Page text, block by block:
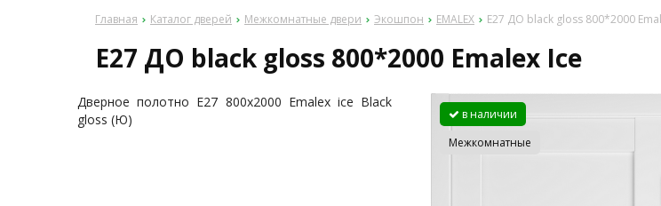
Главная Каталог дверей Межкомнатные двери Экошпон EMALEX E27 ДО black gloss 800*2000
E27 ДО black gloss 800*2000 Emalex Ice
Дверное полотно E27 800x2000 Emalex ice Black
gloss (Ю)
в наличии
Межкомнатные